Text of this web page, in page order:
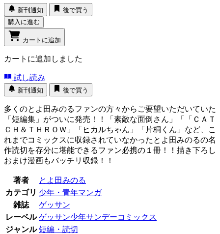
新刊通知
後で買う
購入に進む
カートに追加
カートに追加しました
試し読み
新刊通知 後で買う
多くのとよ田みのるファンの方々からご要望いただいていた
「短編集」がついに発売！！「素敵な面倒さん」「「ＣＡＴ
ＣＨ＆ＴＨＲＯＷ」「ヒカルちゃん」「片桐くん」など、こ
れまでコミックスに収録されていなかったとよ田みのるの名
作読切を存分に堪能できるファン必携の１冊！！描き下ろし
おまけ漫画もバッチリ収録！！
著者
とよ田みのる
カテゴリ 少年・青年マンガ
雑誌
ゲッサン
レーベル ゲッサン少年サンデーコミックス
ジャンル 短編・読切